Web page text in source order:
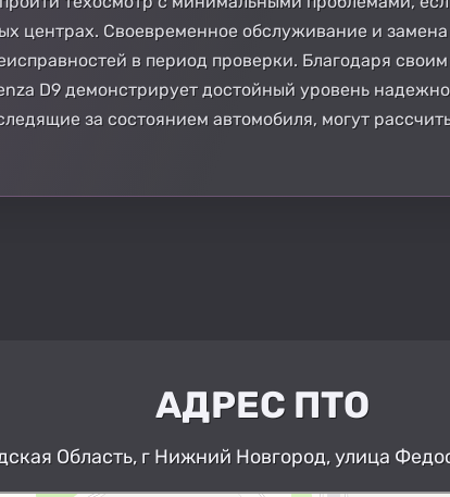
центрах. Своевременное обслуживание и
в период проверки. Благодаря
D9 демонстрирует достойный уровень
за состоянием автомобиля, могут
АДРЕС ПТО
Область, г Нижний Новгород, улица